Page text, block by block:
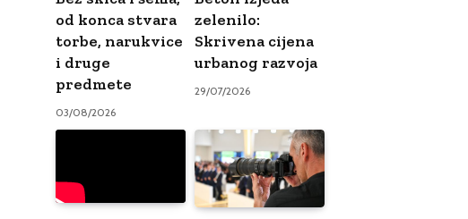
od konca stvara
torbe, narukvice
i druge
predmete
03/08/2026
zelenilo:
Skrivena cijena
urbanog razvoja
29/07/2026